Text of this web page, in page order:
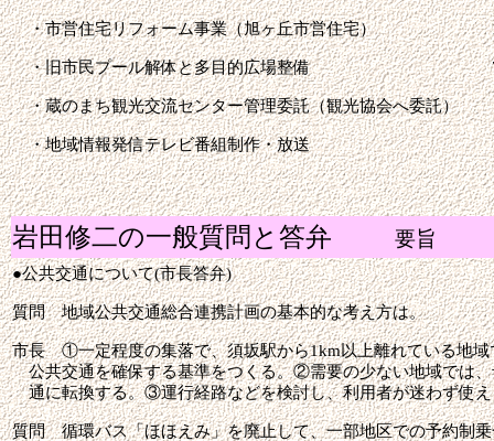
・市営住宅リフォーム事業（旭ヶ丘市営住宅）
・旧市民プール解体と多目的広場整備
・蔵のまち観光交流センター管理委託（観光協会へ委託
・地域情報発信テレビ番組制作・放
岩田修二の一般質問と答弁 要旨
●公共交通について(市長答弁)
質問地域公共交通総合連携計画の基本的な考え方は。
市長①一定程度の集落で、須坂駅から1km以上離れている地
公共交通を確保する基準をつくる。②需要の少ない地域では
通に転換する。③運行経路などを検討し、利用者が迷わず使
質問循環バス「ほほえみ」を廃止して、一部地区での予約制